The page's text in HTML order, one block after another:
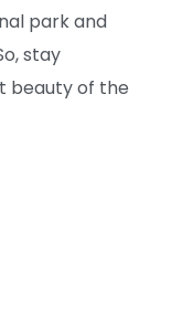
park and
stay
beauty of the